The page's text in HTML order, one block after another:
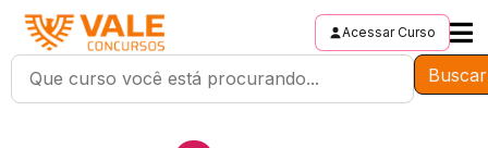
Acessar Curso
Buscar